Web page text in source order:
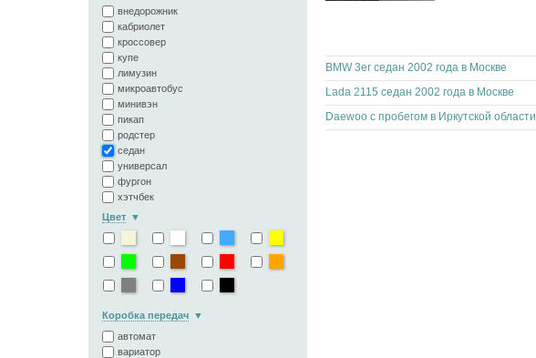
внедорожник
кабриолет
кроссовер
купе
лимузин
микроавтобус
минивэн
пикап
родстер
седан
универсал
фургон
хэтчбек
Цвет
Коробка передач
автомат
вариатор
BMW 3er седан 2002 года в Москве
Lada 2115 седан 2002 года в Москве
Daewoo с пробегом в Иркутской области